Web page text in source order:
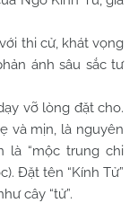
thi cử, khát vọng
ánh sâu sắc tư
vỡ lòng đặt cho.
và mịn, là nguyên
là “mộc trung chi
Đặt tên “Kính Tử”
cây “tử”.